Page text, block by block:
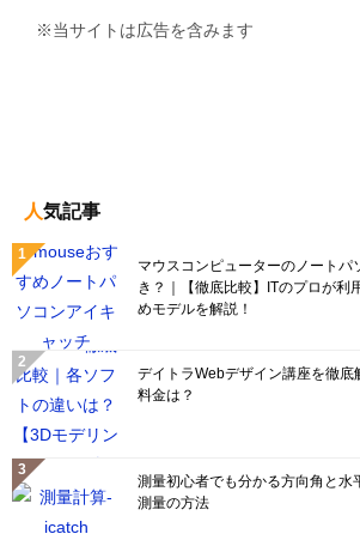
※当サイトは広告を含みます
人気記事
マウスコンピューターのノートパ
き？｜【徹底比較】ITのプロが利
めモデルを解説！
デイトラWebデザイン講座を徹底
料金は？
測量初心者でも分かる方向角と水
測量の方法